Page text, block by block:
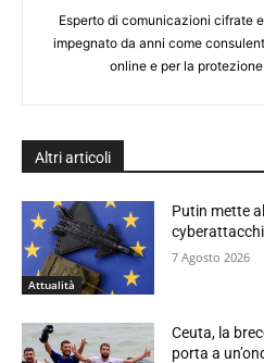
Esperto di comunicazioni cifrate
impegnato da anni come
online e per la
Altri articoli
Attualità
Putin mette
7 Agosto 2026
Ceuta, la
porta a